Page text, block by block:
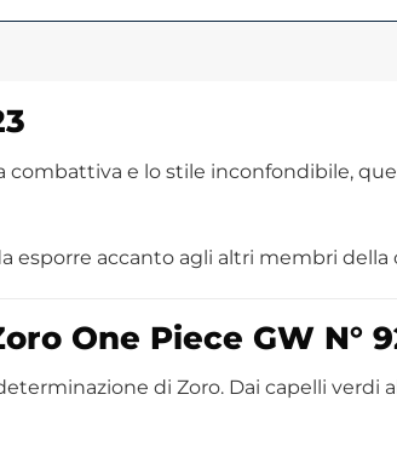
combattiva e lo stile inconfondibile,
esporre accanto agli altri membri della
One Piece GW N°
di Zoro. Dai capelli verdi